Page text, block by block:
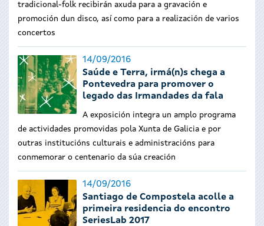
tradicional-folk recibirán axuda para a gravación e
promoción dun disco, así como para a realización de varios
concertos
14/09/2016
Saúde e Terra, irmá(n)s chega a
Pontevedra para promover o
legado das Irmandades da fala
A exposición integra un amplo programa
de actividades promovidas pola Xunta de Galicia e por
outras institucións culturais e administracións para
conmemorar o centenario da súa creación
14/09/2016
Santiago de Compostela acolle a
primeira residencia do encontro
SeriesLab 2017